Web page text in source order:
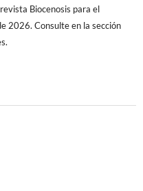
Biocenosis para el
2026. Consulte en la sección